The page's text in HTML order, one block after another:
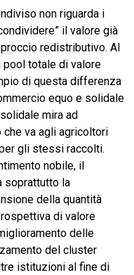
non riguarda i
il valore già
redistributivo. Al
pool totale di valore
di questa differenza
equo e solidale
mira ad
va agli agricoltori
gli stessi raccolti.
nobile, il
soprattutto la
della quantità
di valore
delle
del cluster
istituzioni al fine di